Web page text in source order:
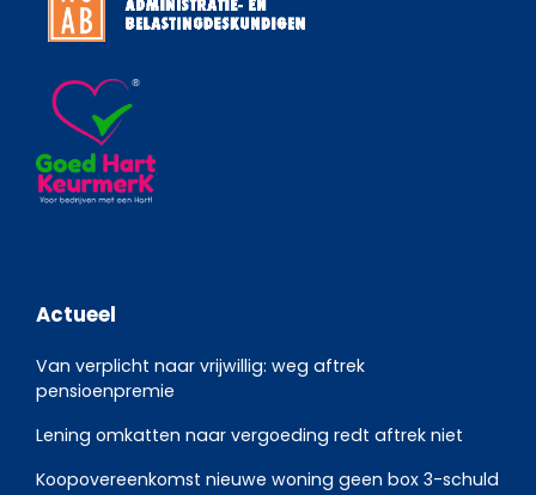
Actueel
Van verplicht naar vrijwillig: weg aftrek
pensioenpremie
Lening omkatten naar vergoeding redt aftrek niet
Koopovereenkomst nieuwe woning geen box 3-schuld